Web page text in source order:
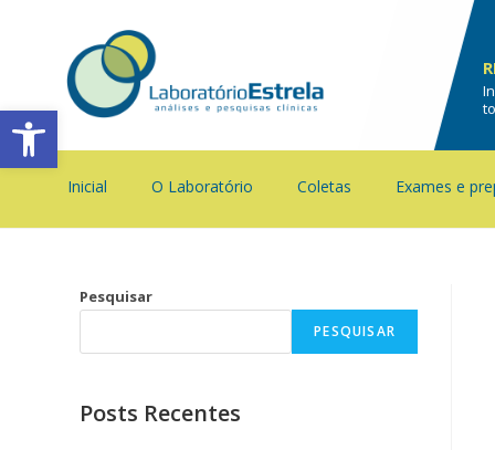
Barra de Ferramentas Aberta
Inicial O Laboratório Coletas Exames e
Pesquisar
PESQUISAR
Posts Recentes